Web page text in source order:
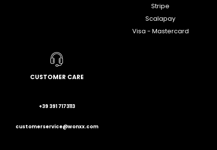
Stripe
Scalapay
Visa - Mastercard
CUSTOMER CARE
+39 391 7173113
customerservice@wonxx.com